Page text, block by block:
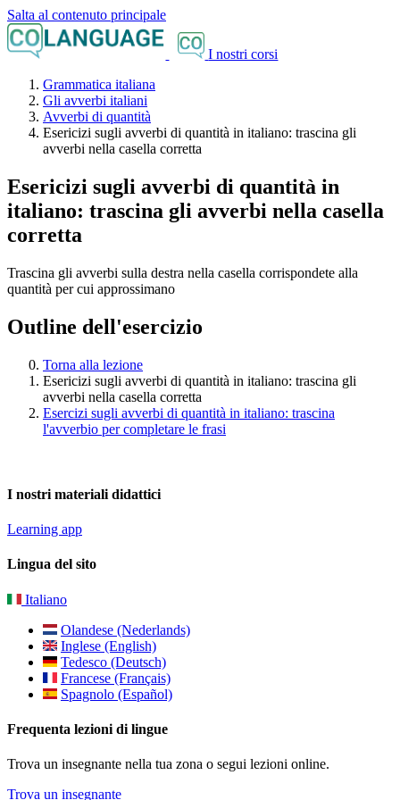
Salta al contenuto principale
I nostri corsi
Grammatica italiana
Gli avverbi italiani
Avverbi di quantità
Esericizi sugli avverbi di quantità in italiano: trascina gli
avverbi nella casella corretta
Esericizi sugli avverbi di quantità in
italiano: trascina gli avverbi nella casella
corretta
Trascina gli avverbi sulla destra nella casella corrispondete alla
quantità per cui approssimano
Outline dell'esercizio
Torna alla lezione
Esericizi sugli avverbi di quantità in italiano: trascina gli
avverbi nella casella corretta
Esercizi sugli avverbi di quantità in italiano: trascina
l'avverbio per completare le frasi
I nostri materiali didattici
Learning app
Lingua del sito
Italiano
Olandese (Nederlands)
Inglese (English)
Tedesco (Deutsch)
Francese (Français)
Spagnolo (Español)
Frequenta lezioni di lingue
Trova un insegnante nella tua zona o segui lezioni online.
Trova un insegnante